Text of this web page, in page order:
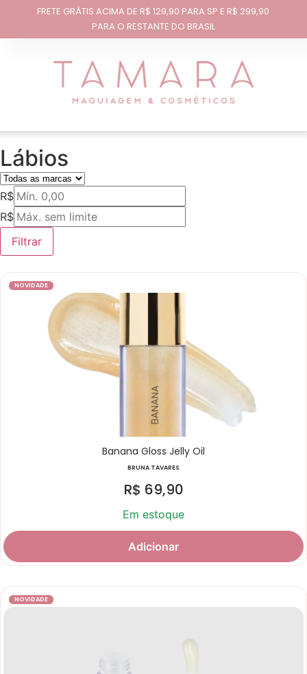
FRETE GRÁTIS ACIMA DE R$ 129,90 PARA SP E R$ 299,90
PARA O RESTANTE DO BRASIL
Lábios
R$
R$
Filtrar
NOVIDADE
Banana Gloss Jelly Oil
BRUNA TAVARES
R$ 69,90
Em estoque
Adicionar
NOVIDADE